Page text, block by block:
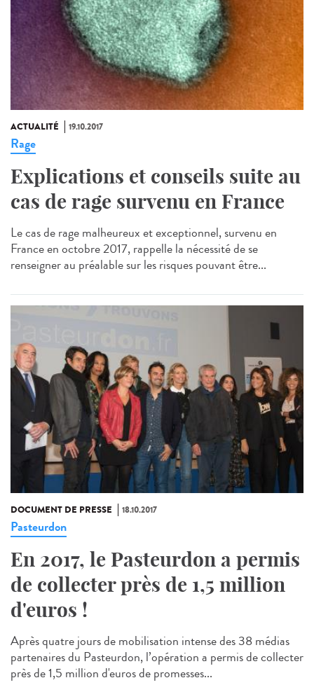
ACTUALITÉ 19.10.2017
Rage
Explications et conseils suite au
cas de rage survenu en France
Le cas de rage malheureux et exceptionnel, survenu en
France en octobre 2017, rappelle la nécessité de se
renseigner au préalable sur les risques pouvant être...
DOCUMENT DE PRESSE 18.10.2017
Pasteurdon
En 2017, le Pasteurdon a permis
de collecter près de 1,5 million
d'euros !
Après quatre jours de mobilisation intense des 38 médias
partenaires du Pasteurdon, l’opération a permis de collecter
près de 1,5 million d'euros de promesses...